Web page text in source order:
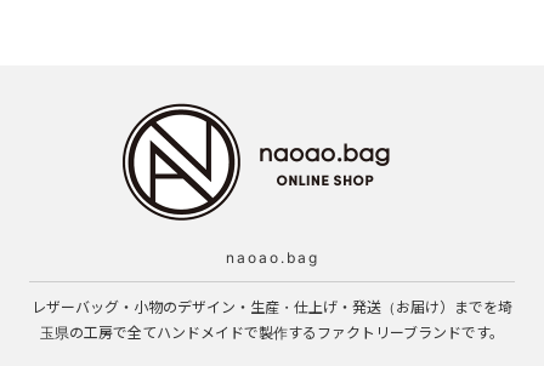
naoao.bag
レザーバッグ・小物のデザイン・生産・仕上げ・発送（お届け）までを埼
玉県の工房で全てハンドメイドで製作するファクトリーブランドです。